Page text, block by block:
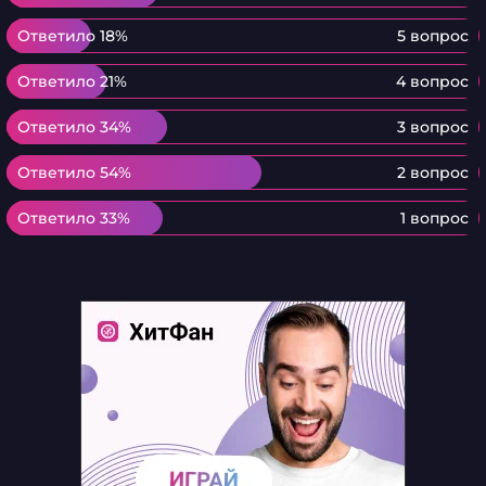
Ответило 18% 5 вопрос
Ответило 18%
Ответило 21% 4 вопрос
Ответило 21%
Ответило 34% 3 вопрос
Ответило 34%
Ответило 54% 2 вопрос
Ответило 54%
Ответило 33% 1 вопрос
Ответило 33%